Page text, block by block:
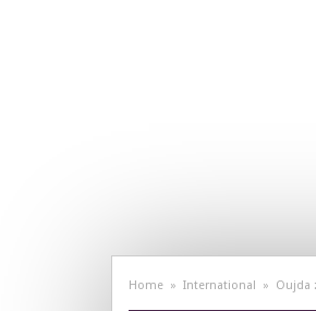
Home » International » Oujda